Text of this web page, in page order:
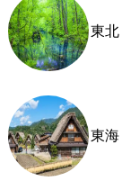
東北
東海